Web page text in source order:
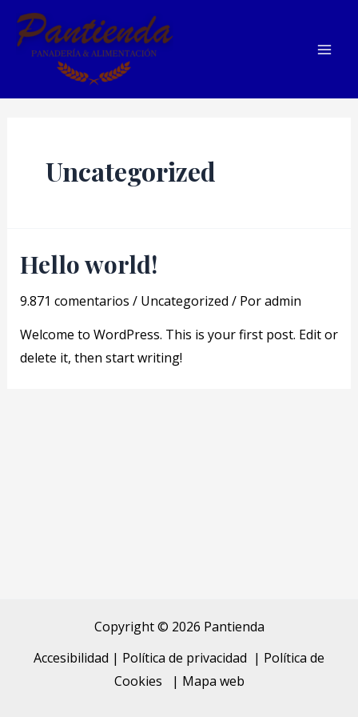
contenido
Uncategorized
Hello world!
9.871 comentarios / Uncategorized / Poradmin
Welcome to WordPress. This is your first post. Edit or
delete it, then start writing!
Copyright © 2026 Pantienda
Accesibilidad | Política de privacidad | Política de
Cookies
| Mapa web